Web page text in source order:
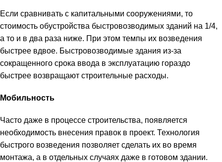
Если сравнивать с капитальными сооружениями, то
стоимость обустройства быстровозводимых зданий на 1/4,
а то и в два раза ниже. При этом темпы их возведения
быстрее вдвое. Быстровозводимые здания из-за
сокращенного срока ввода в эксплуатацию гораздо
быстрее возвращают строительные расходы.
Мобильность
Часто даже в процессе строительства, появляется
необходимость внесения правок в проект. Технология
быстрого возведения позволяет сделать их во время
монтажа, а в отдельных случаях даже в готовом здании.